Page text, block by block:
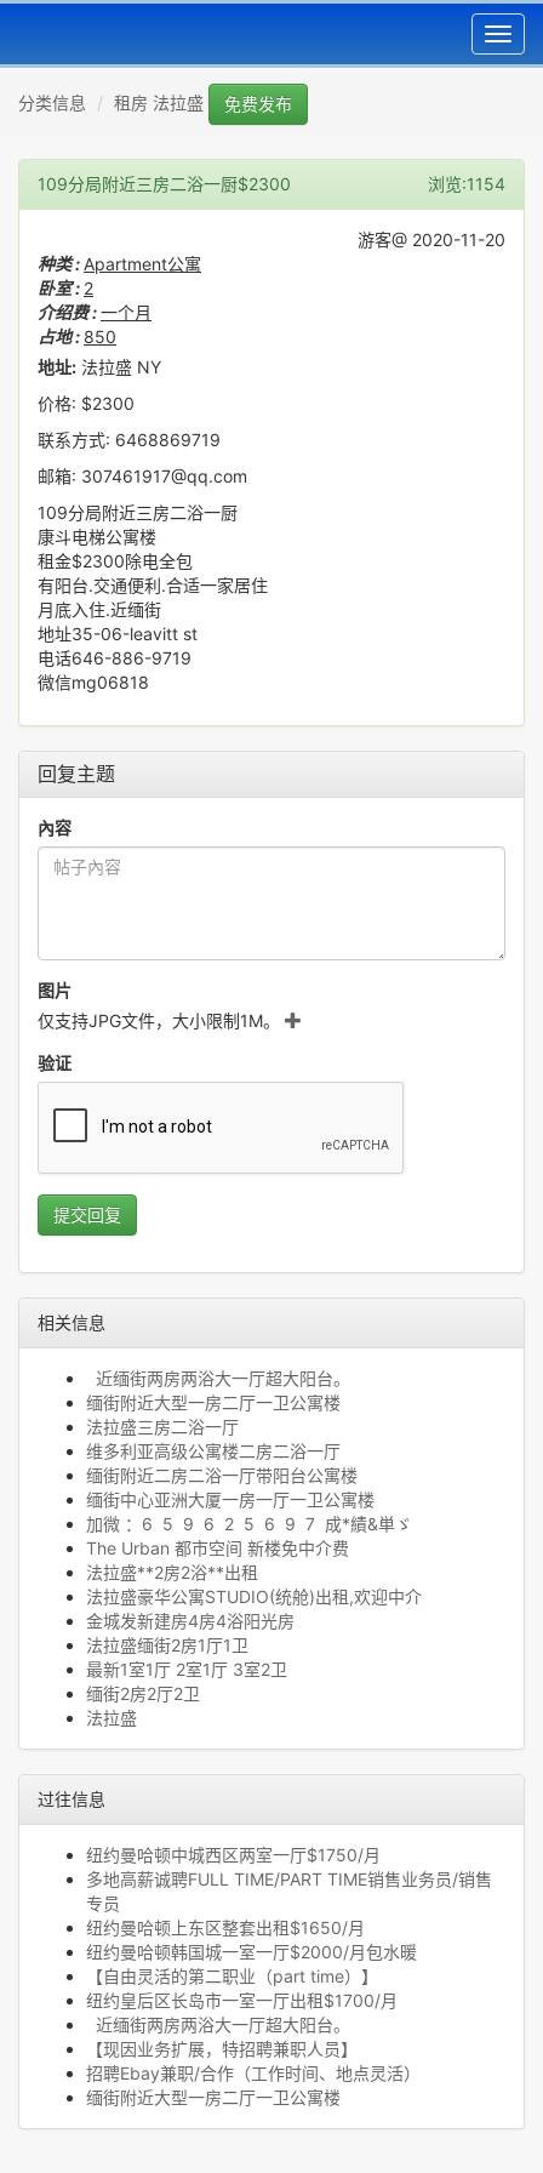
分类信息 租房 法拉盛 免费发布
109分局附近三房二浴一厨$2300 浏览:1154
游客@ 2020-11-20
种类 : Apartment公寓
卧室 : 2
介绍费 :一个月
占地 : 850
地址: 法拉盛 NY
价格: $2300
联系方式: 6468869719
邮箱: 307461917@qq.com
109分局附近三房二浴一厨
康斗电梯公寓楼
租金$2300除电全包
有阳台.交通便利.合适一家居住
月底入住.近缅街
地址35-06-leavitt st
电话646-886-9719
微信mg06818
回复主题
內容
图片
仅支持JPG文件，大小限制1M。
验证
提交回复
相关信息
近缅街两房两浴大一厅超大阳台。
缅街附近大型一房二厅一卫公寓楼
法拉盛三房二浴一厅
维多利亚高级公寓楼二房二浴一厅
缅街附近二房二浴一厅带阳台公寓楼
缅街中心亚洲大厦一房一厅一卫公寓楼
加微 ：6 5 9 6 2 5 6 9 7 成*績&単ゞ
The Urban 都市空间 新楼免中介费
法拉盛**2房2浴**出租
法拉盛豪华公寓STUDIO(统舱)出租,欢迎中介
金城发新建房4房4浴阳光房
法拉盛缅街2房1厅1卫
最新1室1厅 2室1厅 3室2卫
缅街2房2厅2卫
法拉盛
过往信息
纽约曼哈顿中城西区两室一厅$1750/月
多地高薪诚聘FULL TIME/PART TIME销售业务员/销售
专员
纽约曼哈顿上东区整套出租$1650/月
纽约曼哈顿韩国城一室一厅$2000/月包水暖
【自由灵活的第二职业（part time）】
纽约皇后区长岛市一室一厅出租$1700/月
近缅街两房两浴大一厅超大阳台。
【现因业务扩展，特招聘兼职人员】
招聘Ebay兼职/合作（工作时间、地点灵活）
缅街附近大型一房二厅一卫公寓楼